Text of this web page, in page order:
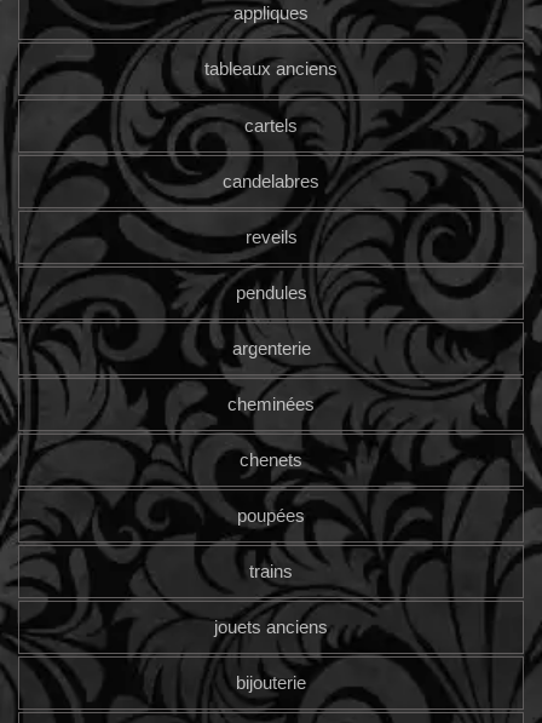
appliques
tableaux anciens
cartels
candelabres
reveils
pendules
argenterie
cheminées
chenets
poupées
trains
jouets anciens
bijouterie